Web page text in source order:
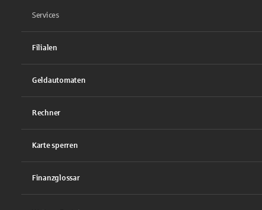
Services
Filialen
Geldautomaten
Rechner
Karte sperren
Finanzglossar